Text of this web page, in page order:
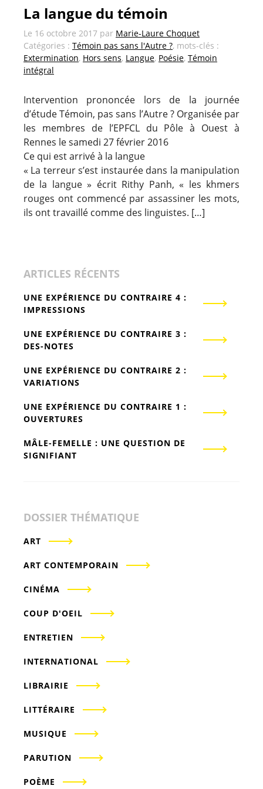
La langue du témoin
Le 16 octobre 2017 par Marie-Laure Choquet
Catégories : Témoin pas sans l'Autre ?, mots-clés :
Extermination, Hors sens, Langue, Poésie, Témoin
intégral
Intervention prononcée lors de la journée
d’étude Témoin, pas sans l’Autre ? Organisée par
les membres de l’EPFCL du Pôle à Ouest à
Rennes le samedi 27 février 2016
Ce qui est arrivé à la langue
« La terreur s’est instaurée dans la manipulation
de la langue » écrit Rithy Panh, « les khmers
rouges ont commencé par assassiner les mots,
ils ont travaillé comme des linguistes. […]
ARTICLES RÉCENTS
UNE EXPÉRIENCE DU CONTRAIRE 4 :
IMPRESSIONS
UNE EXPÉRIENCE DU CONTRAIRE 3 :
DES-NOTES
UNE EXPÉRIENCE DU CONTRAIRE 2 :
VARIATIONS
UNE EXPÉRIENCE DU CONTRAIRE 1 :
OUVERTURES
MÂLE-FEMELLE : UNE QUESTION DE
SIGNIFIANT
DOSSIER THÉMATIQUE
ART
ART CONTEMPORAIN
CINÉMA
COUP D'OEIL
ENTRETIEN
INTERNATIONAL
LIBRAIRIE
LITTÉRAIRE
MUSIQUE
PARUTION
POÈME